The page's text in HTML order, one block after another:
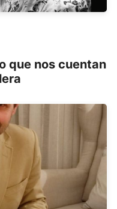
que nos cuentan